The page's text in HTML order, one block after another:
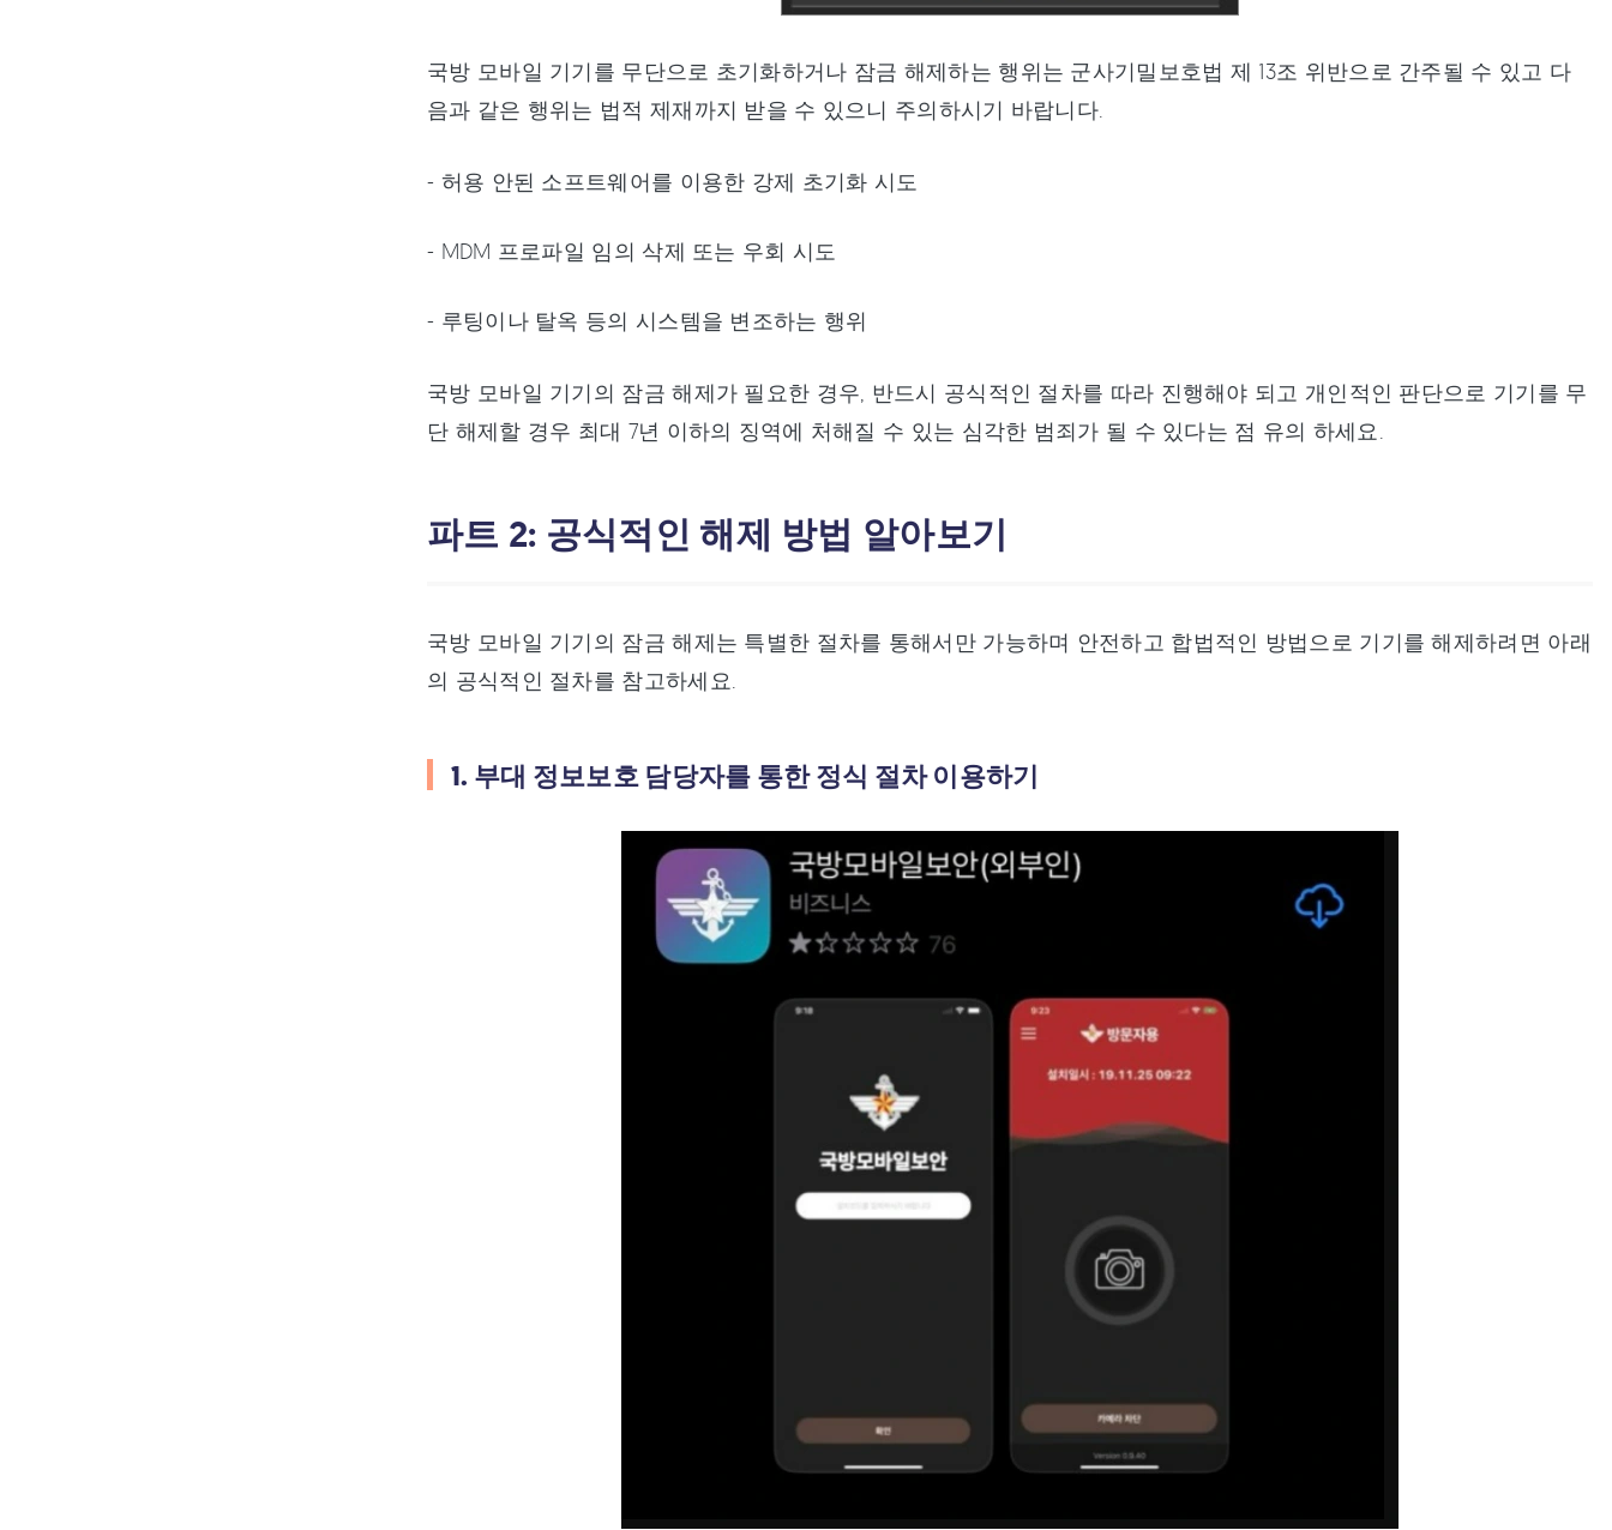
국방 모바일 기기를 무단으로 초기화하거나 잠금 해제하는 행위는 군사기밀보호법 제 13조 위반으로 간주될 수 있고 다
음과 같은 행위는 법적 제재까지 받을 수 있으니 주의하시기 바랍니다.
- 허용 안된 소프트웨어를 이용한 강제 초기화 시도
- MDM 프로파일 임의 삭제 또는 우회 시도
- 루팅이나 탈옥 등의 시스템을 변조하는 행위
국방 모바일 기기의 잠금 해제가 필요한 경우, 반드시 공식적인 절차를 따라 진행해야 되고 개인적인 판단으로 기기를 무
단 해제할 경우 최대 7년 이하의 징역에 처해질 수 있는 심각한 범죄가 될 수 있다는 점 유의 하세요.
파트 2: 공식적인 해제 방법 알아보기
국방 모바일 기기의 잠금 해제는 특별한 절차를 통해서만 가능하며 안전하고 합법적인 방법으로 기기를 해제하려면 아래
의 공식적인 절차를 참고하세요.
1. 부대 정보보호 담당자를 통한 정식 절차 이용하기